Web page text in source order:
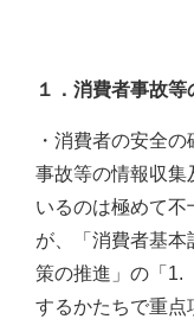
１．消費者事故
・消費者の安全
事故等の情報収集
いるのは極めて不
が、「消費者基
策の推進」の「1.
するかたちで重点